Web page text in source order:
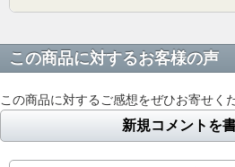
この商品に対するお客様の声
この商品に対するご感想をぜひお寄せく
新規コメントを